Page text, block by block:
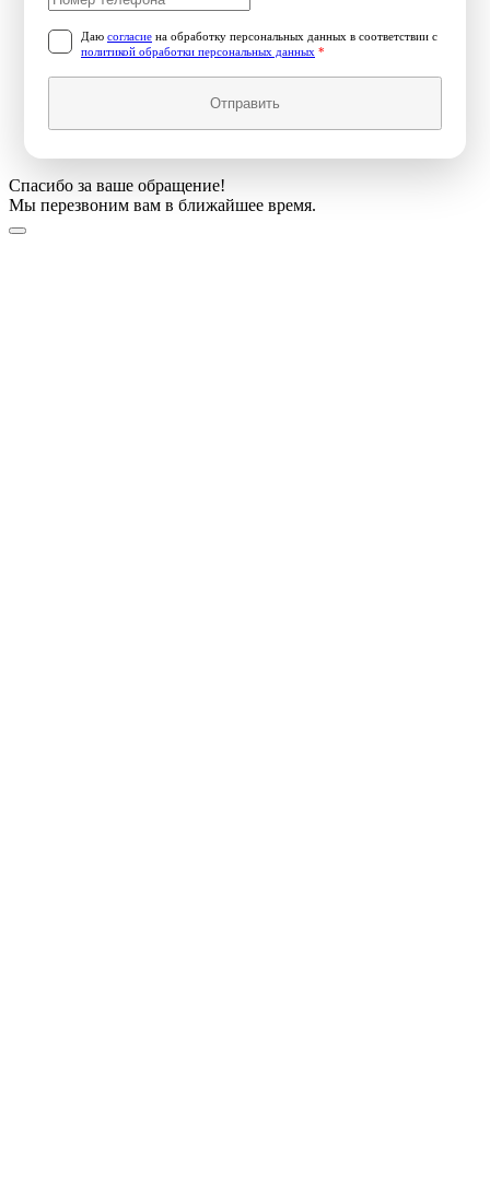
Даю согласие на обработку персональных данных в соответствии с
политикой обработки персональных данных *
Отправить
Спасибо за ваше обращение!
Мы перезвоним вам в ближайшее время.